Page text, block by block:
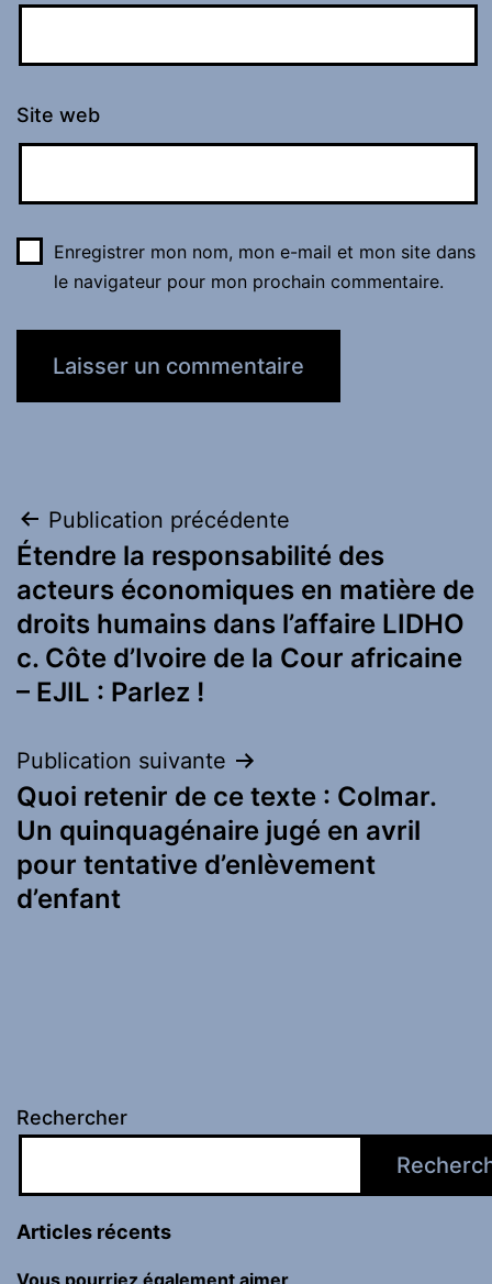
Site web
Enregistrer mon nom, mon e-mail et mon site dans
le navigateur pour mon prochain commentaire.
Navigation
de
l’article
Publication précédente
Étendre la responsabilité des
acteurs économiques en matière de
droits humains dans l’affaire LIDHO
c. Côte d’Ivoire de la Cour africaine
– EJIL : Parlez !
Publication suivante
Quoi retenir de ce texte : Colmar.
Un quinquagénaire jugé en avril
pour tentative d’enlèvement
d’enfant
Rechercher
Articles récents